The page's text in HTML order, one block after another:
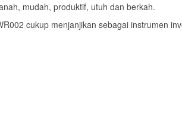
mudah, produktif, utuh dan berkah.
cukup menjanjikan sebagai instrumen